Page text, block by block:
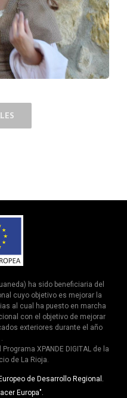
ha sido beneficiaria del
cuyo objetivo es mejorar la
al cual ha puesto en marcha
con el objetivo de mejorar
exteriores durante el año
XPANDE DIGITAL de la
de La Rioja.
de Desarrollo Regional.
Europa".